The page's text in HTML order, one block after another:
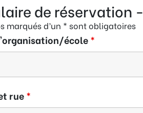
de réservation
marqués d’un * sont obligatoires
école*
rue*